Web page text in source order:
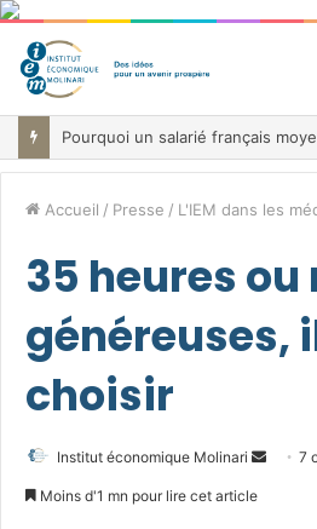
Accueil / Presse / L'IEM dans les
35 heures
généreuses,
choisir
Institut économique Molinari 7
Moins d'1 mn pour lire cet article